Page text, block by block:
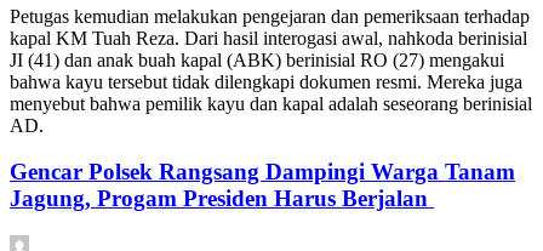
Petugas kemudian melakukan pengejaran dan pemeriksaan terhadap
kapal KM Tuah Reza. Dari hasil interogasi awal, nahkoda berinisial
JI (41) dan anak buah kapal (ABK) berinisial RO (27) mengakui
bahwa kayu tersebut tidak dilengkapi dokumen resmi. Mereka juga
menyebut bahwa pemilik kayu dan kapal adalah seseorang berinisial
AD.
Gencar Polsek Rangsang Dampingi Warga Tanam
Jagung, Progam Presiden Harus Berjalan